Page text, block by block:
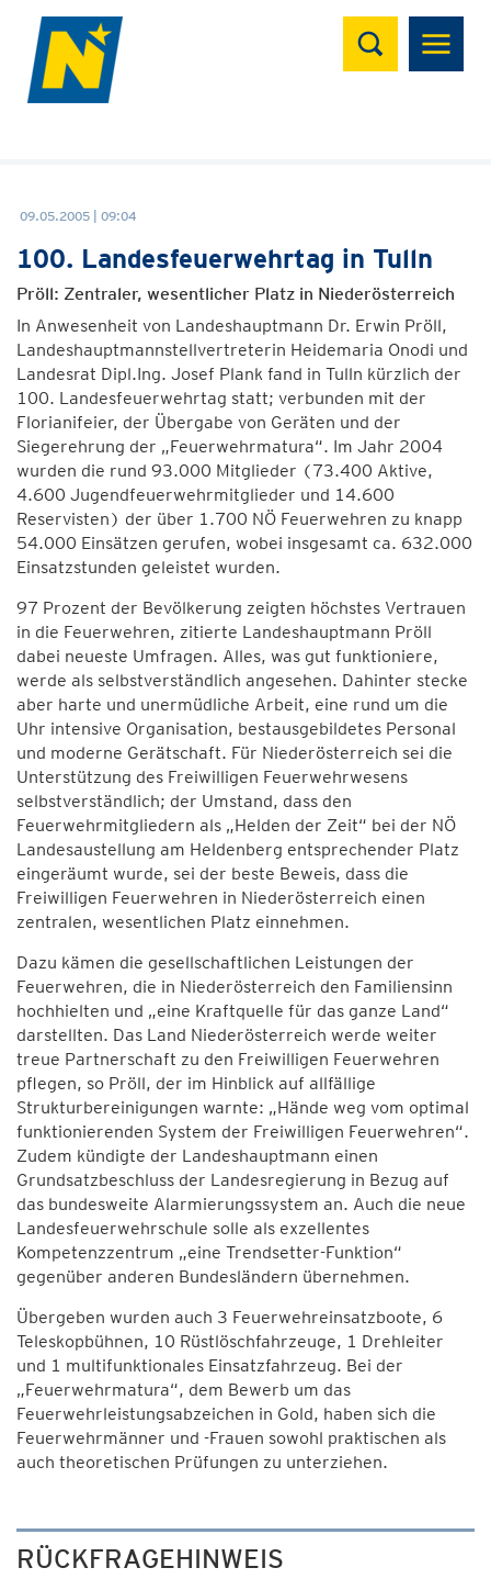
Suchen
09.05.2005 | 09:04
100. Landesfeuerwehrtag in Tulln
Pröll: Zentraler, wesentlicher Platz in Niederösterreich
In Anwesenheit von Landeshauptmann Dr. Erwin Pröll,
Landeshauptmannstellvertreterin Heidemaria Onodi und
Landesrat Dipl.Ing. Josef Plank fand in Tulln kürzlich der
100. Landesfeuerwehrtag statt; verbunden mit der
Florianifeier, der Übergabe von Geräten und der
Siegerehrung der „Feuerwehrmatura“. Im Jahr 2004
wurden die rund 93.000 Mitglieder (73.400 Aktive,
4.600 Jugendfeuerwehrmitglieder und 14.600
Reservisten) der über 1.700 NÖ Feuerwehren zu knapp
54.000 Einsätzen gerufen, wobei insgesamt ca. 632.000
Einsatzstunden geleistet wurden.
97 Prozent der Bevölkerung zeigten höchstes Vertrauen
in die Feuerwehren, zitierte Landeshauptmann Pröll
dabei neueste Umfragen. Alles, was gut funktioniere,
werde als selbstverständlich angesehen. Dahinter stecke
aber harte und unermüdliche Arbeit, eine rund um die
Uhr intensive Organisation, bestausgebildetes Personal
und moderne Gerätschaft. Für Niederösterreich sei die
Unterstützung des Freiwilligen Feuerwehrwesens
selbstverständlich; der Umstand, dass den
Feuerwehrmitgliedern als „Helden der Zeit“ bei der NÖ
Landesaustellung am Heldenberg entsprechender Platz
eingeräumt wurde, sei der beste Beweis, dass die
Freiwilligen Feuerwehren in Niederösterreich einen
zentralen, wesentlichen Platz einnehmen.
Dazu kämen die gesellschaftlichen Leistungen der
Feuerwehren, die in Niederösterreich den Familiensinn
hochhielten und „eine Kraftquelle für das ganze Land“
darstellten. Das Land Niederösterreich werde weiter
treue Partnerschaft zu den Freiwilligen Feuerwehren
pflegen, so Pröll, der im Hinblick auf allfällige
Strukturbereinigungen warnte: „Hände weg vom optimal
funktionierenden System der Freiwilligen Feuerwehren“.
Zudem kündigte der Landeshauptmann einen
Grundsatzbeschluss der Landesregierung in Bezug auf
das bundesweite Alarmierungssystem an. Auch die neue
Landesfeuerwehrschule solle als exzellentes
Kompetenzzentrum „eine Trendsetter-Funktion“
gegenüber anderen Bundesländern übernehmen.
Übergeben wurden auch 3 Feuerwehreinsatzboote, 6
Teleskopbühnen, 10 Rüstlöschfahrzeuge, 1 Drehleiter
und 1 multifunktionales Einsatzfahrzeug. Bei der
„Feuerwehrmatura“, dem Bewerb um das
Feuerwehrleistungsabzeichen in Gold, haben sich die
Feuerwehrmänner und -Frauen sowohl praktischen als
auch theoretischen Prüfungen zu unterziehen.
RÜCKFRAGEHINWEIS